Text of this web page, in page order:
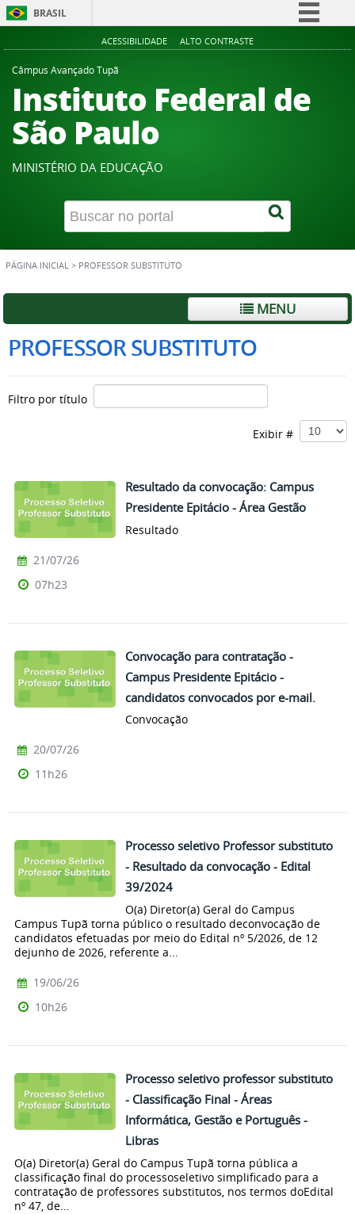
BRASIL
Simplifique!
Participe
Acesso à informação
ACESSIBILIDADE ALTO CONTRASTE
Câmpus Avançado Tupã
Instituto Federal de
São Paulo
MINISTÉRIO DA EDUCAÇÃO
PÁGINA INICIAL > PROFESSOR SUBSTITUTO
MENU
PROFESSOR SUBSTITUTO
Filtro por título
Exibir #
Resultado da convocação: Campus
Presidente Epitácio - Área Gestão
Resultado
21/07/26
07h23
Convocação para contratação -
Campus Presidente Epitácio -
candidatos convocados por e-mail.
Convocação
20/07/26
11h26
Processo seletivo Professor substituto
- Resultado da convocação - Edital
39/2024
O(a) Diretor(a) Geral do Campus
Campus Tupã torna público o resultado deconvocação de
candidatos efetuadas por meio do Edital nº 5/2026, de 12
dejunho de 2026, referente a...
19/06/26
10h26
Processo seletivo professor substituto
- Classificação Final - Áreas
Informática, Gestão e Português -
Libras
O(a) Diretor(a) Geral do Campus Tupã torna pública a
classificação final do processoseletivo simplificado para a
contratação de professores substitutos, nos termos doEdital
nº 47, de...